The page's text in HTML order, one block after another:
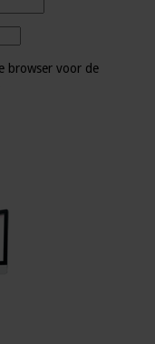
browser voor de